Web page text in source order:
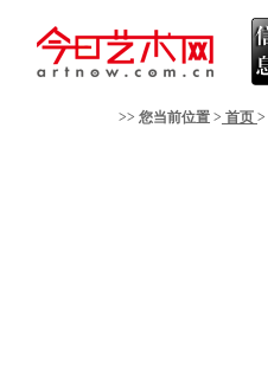
>> 您当前位置 > 首页 >